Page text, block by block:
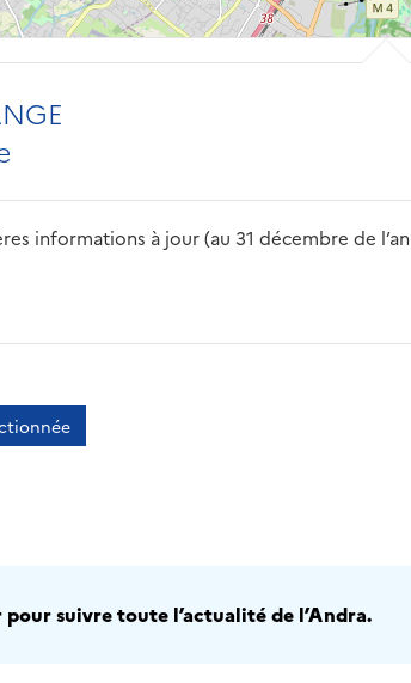
informations à jour (au 31 décembre de
suivre toute l’actualité de l’Andra.